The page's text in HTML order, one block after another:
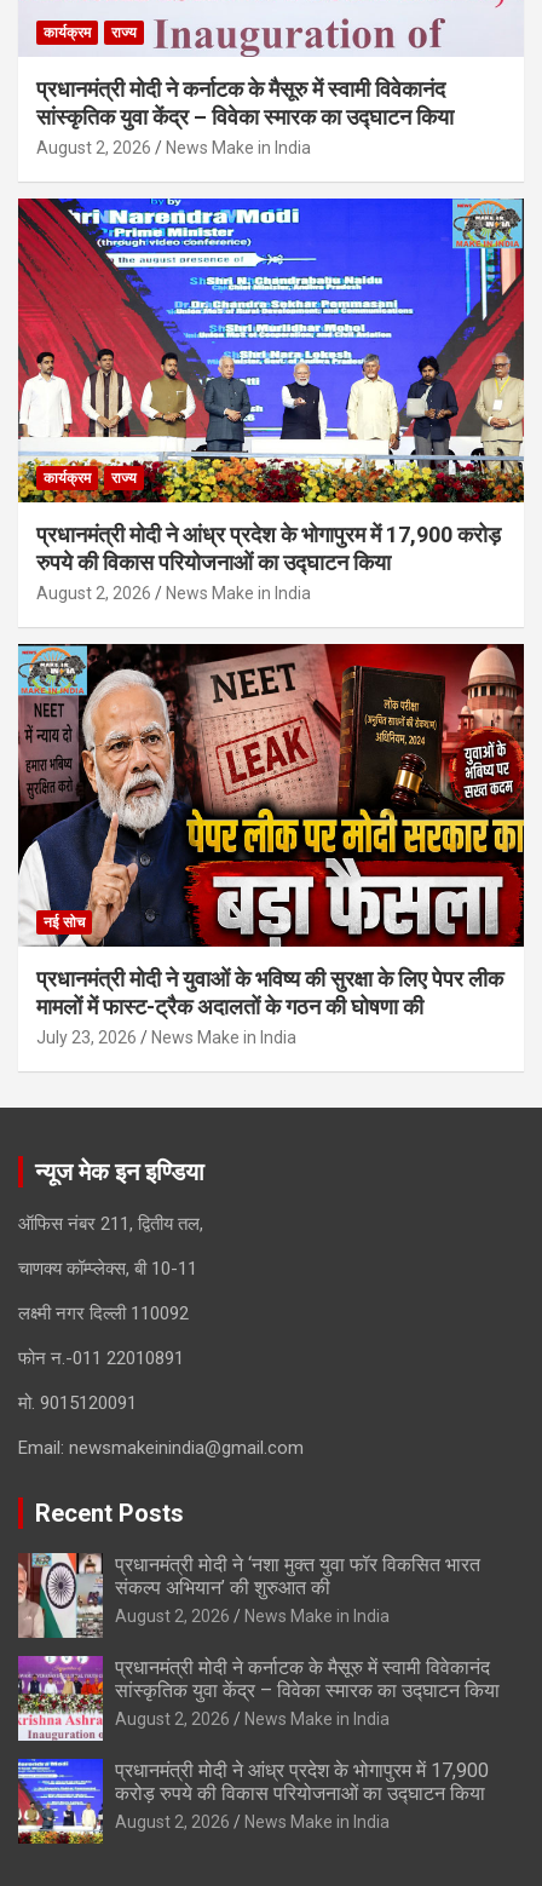
कार्यक्रम राज्य
प्रधानमंत्री मोदी ने कर्नाटक के मैसूरु में स्वामी विवेकानंद
सांस्कृतिक युवा केंद्र – विवेका स्मारक का उद्घाटन किया
August 2, 2026 News Make in India
कार्यक्रम राज्य
प्रधानमंत्री मोदी ने आंध्र प्रदेश के भोगापुरम में 17,900 करोड़
रुपये की विकास परियोजनाओं का उद्घाटन किया
August 2, 2026 News Make in India
नई सोच
प्रधानमंत्री मोदी ने युवाओं के भविष्य की सुरक्षा के लिए पेपर लीक
मामलों में फास्ट-ट्रैक अदालतों के गठन की घोषणा की
July 23, 2026 News Make in India
न्यूज मेक इन इण्डिया
ऑफिस नंबर 211, द्वितीय तल,
चाणक्य कॉम्प्लेक्स, बी 10-11
लक्ष्मी नगर दिल्ली 110092
फोन न.-011 22010891
मो. 9015120091
Email: newsmakeinindia@gmail.com
Recent Posts
प्रधानमंत्री मोदी ने ‘नशा मुक्त युवा फॉर विकसित भारत
संकल्प अभियान’ की शुरुआत की
August 2, 2026 News Make in India
प्रधानमंत्री मोदी ने कर्नाटक के मैसूरु में स्वामी विवेकानंद
सांस्कृतिक युवा केंद्र – विवेका स्मारक का उद्घाटन किया
August 2, 2026 News Make in India
प्रधानमंत्री मोदी ने आंध्र प्रदेश के भोगापुरम में 17,900
करोड़ रुपये की विकास परियोजनाओं का उद्घाटन किया
August 2, 2026 News Make in India